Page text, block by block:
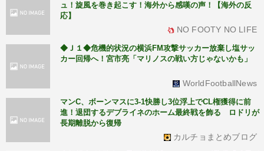
ュ！旋風を巻き起こす！海外から感嘆の声！【海外の反
応】
NO FOOTY NO LIFE
◆Ｊ１◆危機的状況の横浜FM攻撃サッカー放棄し塩サッ
カー回帰へ！宮市亮「マリノスの戦い方じゃないかも」
WorldFootballNews
マンC、ボーンマスに3-1快勝し3位浮上でCL権獲得に前
進！退団するデブライネのホーム最終戦を飾る ロドリが
長期離脱から復帰
カルチョまとめブログ